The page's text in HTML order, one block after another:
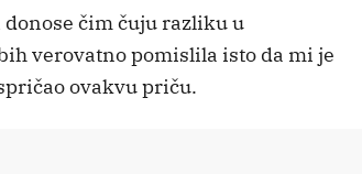
čim čuju razliku u
verovatno pomislila isto da mi je
ovakvu priču.